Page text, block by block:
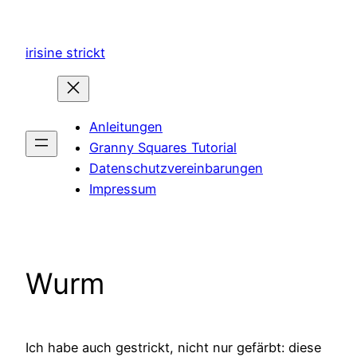
springen
irisine strickt
Anleitungen
Granny Squares Tutorial
Datenschutzvereinbarungen
Impressum
Wurm
Ich habe auch gestrickt, nicht nur gefärbt: diese